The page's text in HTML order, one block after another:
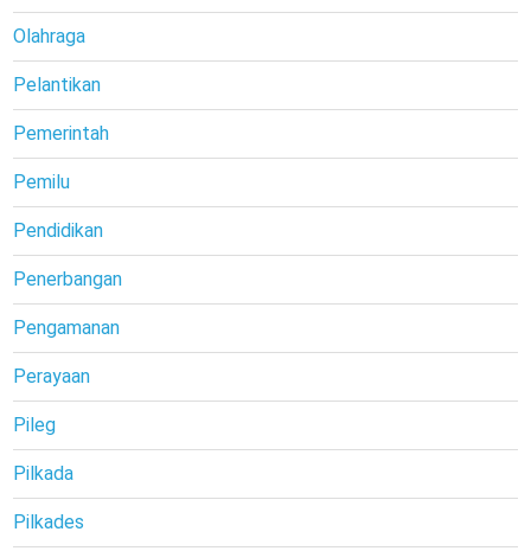
Olahraga
Pelantikan
Pemerintah
Pemilu
Pendidikan
Penerbangan
Pengamanan
Perayaan
Pileg
Pilkada
Pilkades